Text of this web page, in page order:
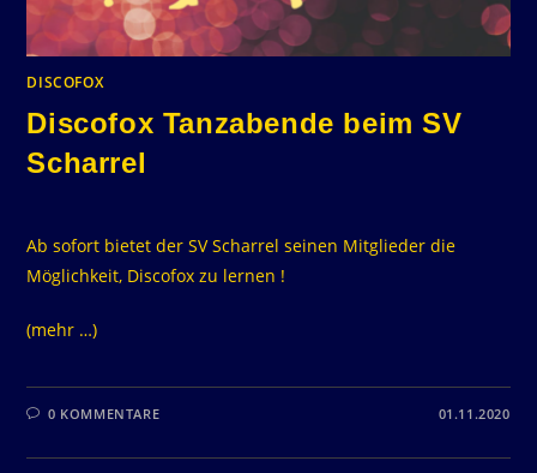
DISCOFOX
Discofox Tanzabende beim SV
Scharrel
Ab sofort bietet der SV Scharrel seinen Mitglieder die
Möglichkeit, Discofox zu lernen !
(mehr …)
0 KOMMENTARE 01.11.2020